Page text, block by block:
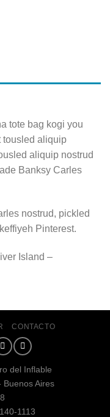
tote bag kogi you
tousled aliquip
aliquip nostrud
Banksy Carles
nostrud, pickled
Pinterest.
Island –
CONTACTO
del Inflable
Buenos Aires
1113